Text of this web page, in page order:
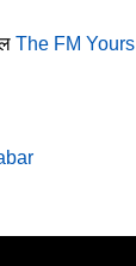
The FM Yours